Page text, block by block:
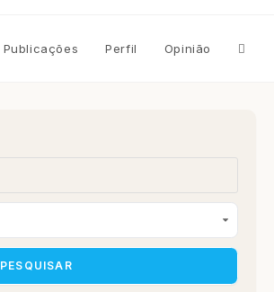
Publicações Perfil Opinião
PESQUISAR